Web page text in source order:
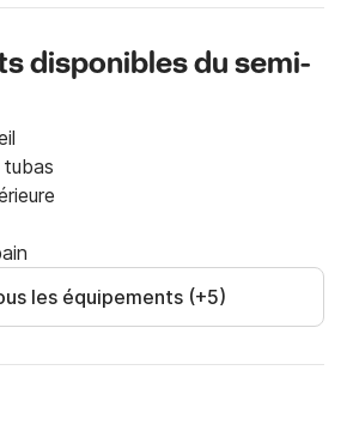
vous pourrez vous diriger vers
Marseille (If, Frioul), la côte
Carry...) ou les Cassis et le parc
(sous conditions)
parfaits pour des sortie à la
farniente et baignade en
n'hésitez pas à me
Click & Boat.
disponibles du semi-
les équipements (+5)